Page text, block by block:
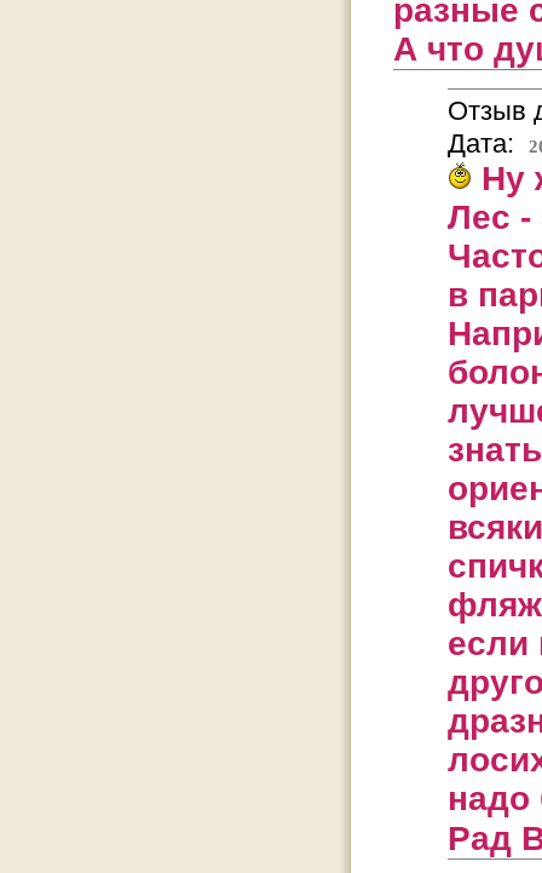
разные
А что
Отзыв
Дата:
Ну
Лес -
в
если
Рад